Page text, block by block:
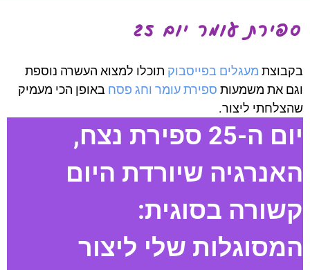
ספירת עומר יום 25
בקבוצת מעגלים בפייסבוק תוכלו למצוא העשרה נוספת
וגם את משמעות ספירת עומר וחג פסח באופן הכי מעמיק
שהצלחתי ליצור.
יום ה-25 ספירת נצח,
האנרגיה שיורדת היום
קשורה בסוגית:
המסוגלות שלי ליצור